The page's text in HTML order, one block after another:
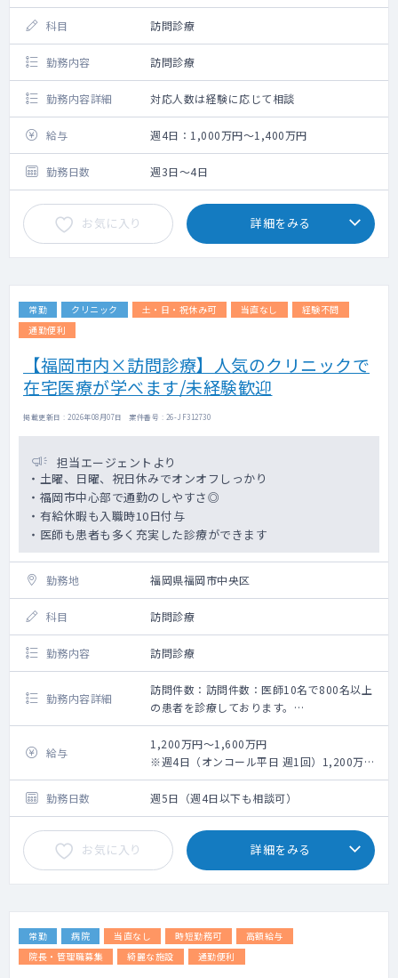
科目 訪問診療
勤務内容 訪問診療
勤務内容詳細 対応人数は経験に応じて相談
給与 週4日：1,000万円～1,400万円
勤務日数 週3日～4日
お気に入り 詳細をみる
常勤 クリニック 土・日・祝休み可 当直なし
経験不問
通勤便利
【福岡市内×訪問診療】人気のクリニックで
在宅医療が学べます/未経験歓迎
掲載更新日 : 2026年08月07日 案件番号 : 26-JF312730
担当エージェントより
・土曜、日曜、祝日休みでオンオフしっかり
・福岡市中心部で通勤のしやすさ◎
・有給休暇も入職時10日付与
・医師も患者も多く充実した診療ができます
勤務地 福岡県福岡市中央区
科目 訪問診療
勤務内容 訪問診療
勤務内容詳細
訪問件数：訪問件数：医師10名で800名以上
の患者を診療しております。
居宅換算で1日7～8件訪問していただきます
基本はスタッフが運転し、居宅（施設）に向
かいます。
給与
1,200万円～1,600万円
※週4日（オンコール平日 週1回）1,200万円
～
週5日（オンコール平日 週1回）1,500万円
～
勤務日数 週5日（週4日以下も相談可）
お気に入り 詳細をみる
常勤 病院 当直なし 時短勤務可
高額給与
院長・管理職募集
綺麗な施設 通勤便利